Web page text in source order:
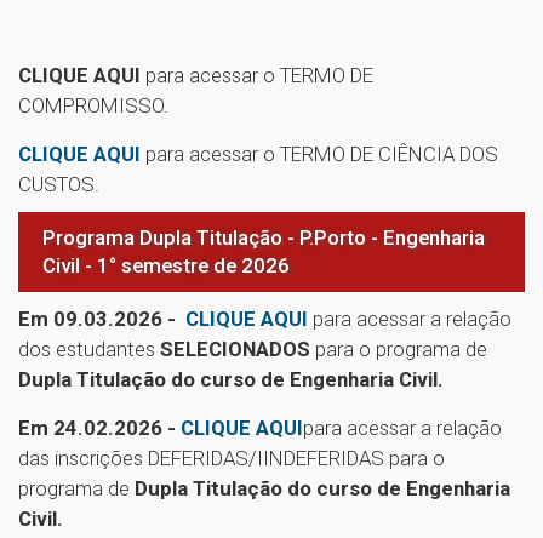
CLIQUE AQUI para acessar o TERMO DE
COMPROMISSO.
CLIQUE AQUI para acessar o TERMO DE CIÊNCIA DOS
CUSTOS.
Programa Dupla Titulação - P.Porto - Engenharia
Civil - 1° semestre de 2026
Em 09.03.2026 - CLIQUE AQUI para acessar a relação
dos estudantes SELECIONADOS para o programa de
Dupla Titulação do curso de Engenharia Civil.
Em 24.02.2026 - CLIQUE AQUIpara acessar a relação
das inscrições DEFERIDAS/IINDEFERIDAS para o
programa de Dupla Titulação do curso de Engenharia
Civil.